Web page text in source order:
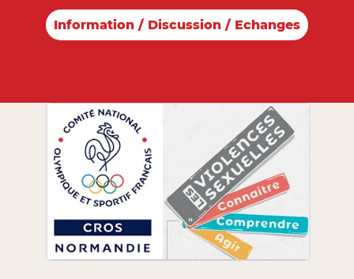
Information / Discussion / Echanges